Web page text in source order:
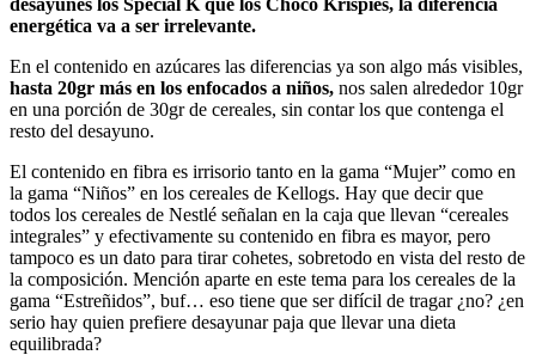
energética va a ser irrelevante.
En el contenido en azúcares las diferencias ya son algo más visibles,
hasta 20gr más en los enfocados a niños, nos salen alrededor 10gr
en una porción de 30gr de cereales, sin contar los que contenga el
resto del desayuno.
El contenido en fibra es irrisorio tanto en la gama “Mujer” como en
la gama “Niños” en los cereales de Kellogs. Hay que decir que
todos los cereales de Nestlé señalan en la caja que llevan “cereales
integrales” y efectivamente su contenido en fibra es mayor, pero
tampoco es un dato para tirar cohetes, sobretodo en vista del resto de
la composición. Mención aparte en este tema para los cereales de la
gama “Estreñidos”, buf… eso tiene que ser difícil de tragar ¿no? ¿en
serio hay quien prefiere desayunar paja que llevar una dieta
equilibrada?